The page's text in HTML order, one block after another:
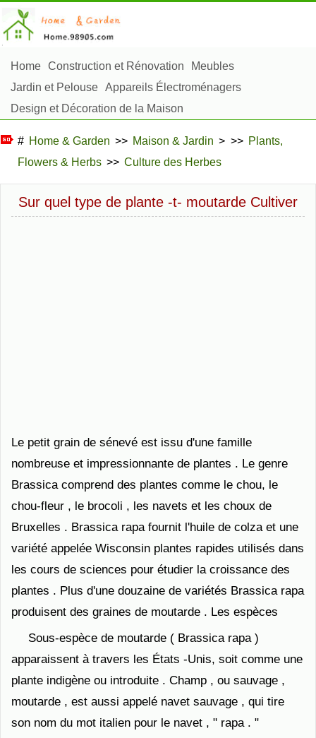
Home Construction et Rénovation
Meubles
Jardin et Pelouse Appareils Électroménagers
Design et Décoration de la Maison
# Home & Garden >> Maison & Jardin > >> Plants,
Flowers & Herbs >> Culture des Herbes
Sur quel type de plante -t- moutarde Cultiver
Le petit grain de sénevé est issu d'une famille
nombreuse et impressionnante de plantes . Le genre
Brassica comprend des plantes comme le chou, le
chou-fleur , le brocoli , les navets et les choux de
Bruxelles . Brassica rapa fournit l'huile de colza et une
variété appelée Wisconsin plantes rapides utilisés dans
les cours de sciences pour étudier la croissance des
plantes . Plus d'une douzaine de variétés Brassica rapa
produisent des graines de moutarde . Les espèces
Sous-espèce de moutarde ( Brassica rapa )
apparaissent à travers les États -Unis, soit comme une
plante indigène ou introduite . Champ , ou sauvage ,
moutarde , est aussi appelé navet sauvage , qui tire
son nom du mot italien pour le navet , " rapa . "